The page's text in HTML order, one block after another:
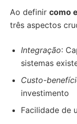
Ao definir como
três aspectos
Integração:
sistemas
Custo-
investimento
Facilidade de